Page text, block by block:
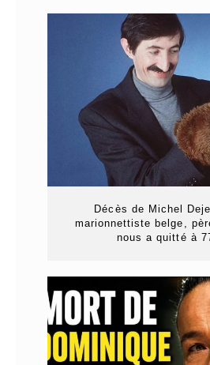
Décès de Michel
marionnettiste belge,
nous a quitté à